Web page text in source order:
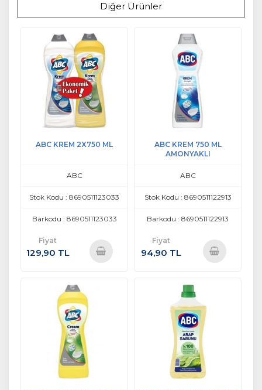
Diğer Ürünler
ABC KREM 2X750 ML
ABC
Stok Kodu : 8690511123033
Barkodu : 8690511123033
Fiyat
129,90 TL
ABC KREM 750 ML
AMONYAKLI
ABC
Stok Kodu : 8690511122913
Barkodu : 8690511122913
Fiyat
94,90 TL